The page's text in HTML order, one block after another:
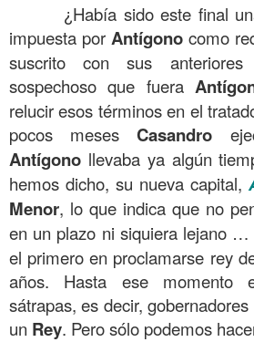
¿Había sido este final una
impuesta por Antígono como
suscrito con sus anteriores
sospechoso que fuera
relucir esos términos en el
pocos mesesCasandro
Antígono llevaba ya algún
hemos dicho, su nueva capital,
Menor, lo que indica que no
en un plazo ni siquiera lejano …
el primero en proclamarse rey
años. Hasta ese momento
sátrapas, es decir,
un Rey. Pero sólo podemos